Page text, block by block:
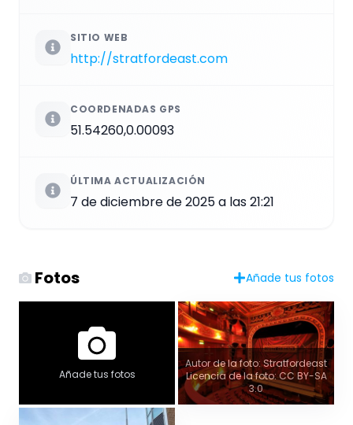
SITIO WEB
http://stratfordeast.com
COORDENADAS GPS
51.54260,0.00093
ÚLTIMA ACTUALIZACIÓN
7 de diciembre de 2025 a las 21:21
Fotos Añade tus fotos
Añade tus fotos
Autor de la foto: Stratfordeast
Licencia de la foto: CC BY-SA
3.0